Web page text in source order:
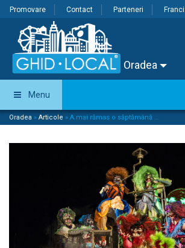
Promovare Contact Parteneri
Oradea
Menu
Oradea » Articole » A mai rămas o săptămână …